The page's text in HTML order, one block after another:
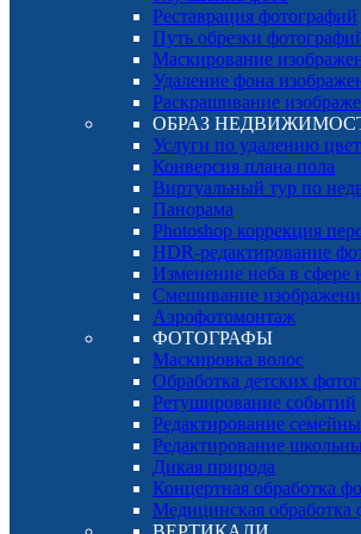
Реставрация фотографий
Путь обрезки
Маскирование
Удаление фона
Раскрашивание
ОБРАЗ
Услуги по удалению
Конверсия плана пола
Виртуальный тур по
Панорама
Photoshop коррекция
HDR-редактирование
Изменение неба в сфере
Смешивание
Аэрофотомонтаж
ФОТОГРАФЫ
Маскировка волос
Обработка детских
Ретуширование событий
Редактирование
Редактирование
Дикая природа
Концертная обработка
Медицинская обработка